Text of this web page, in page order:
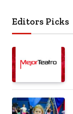
Editors Picks